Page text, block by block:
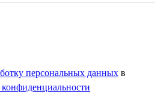
персональных данных в